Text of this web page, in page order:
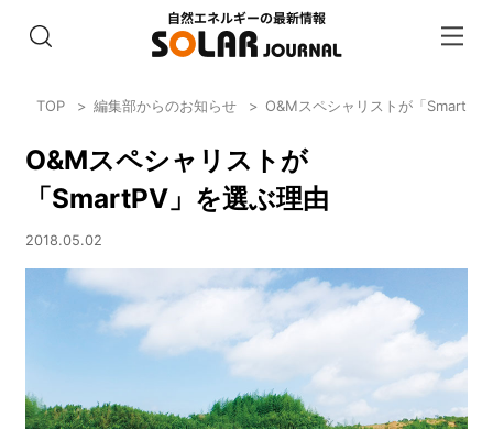
TOP 編集部からのお知らせ O&Mスペシャリストが「SmartPV
O&Mスペシャリストが
「SmartPV」を選ぶ理由
2018.05.02